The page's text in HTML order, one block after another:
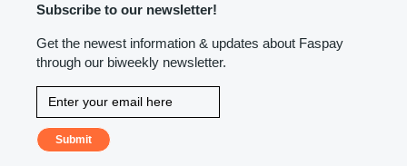
Subscribe to our newsletter!
Get the newest information & updates about Faspay
through our biweekly newsletter.
Submit